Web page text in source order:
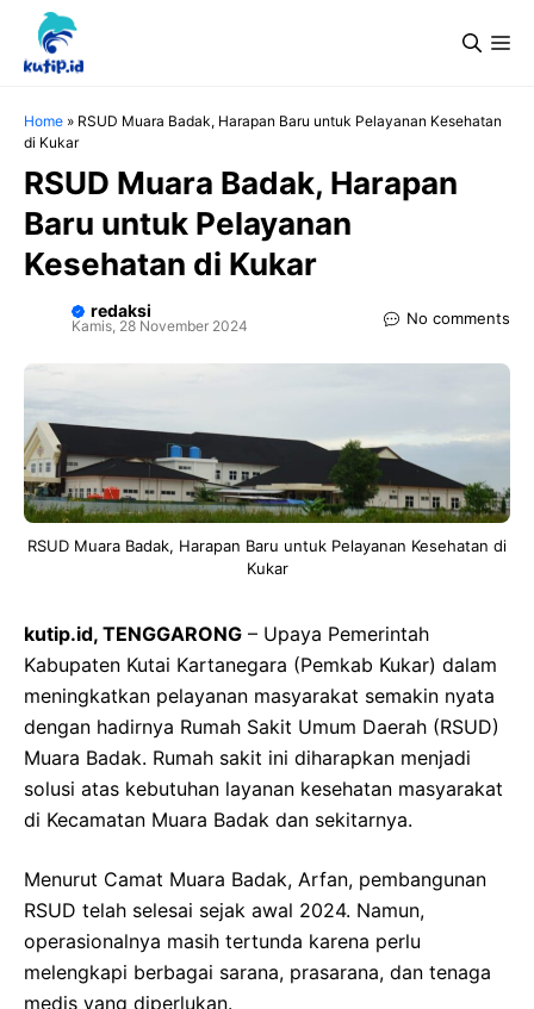
Langsung
Home » RSUD Muara Badak, Harapan Baru untuk Pelayanan Kesehatan
di Kukar
RSUD Muara Badak, Harapan
Baru untuk Pelayanan
Kesehatan di Kukar
redaksi
Kamis, 28 November 2024 No comments
RSUD Muara Badak, Harapan Baru untuk Pelayanan Kesehatan di
Kukar
kutip.id, TENGGARONG – Upaya Pemerintah
Kabupaten Kutai Kartanegara (Pemkab Kukar) dalam
meningkatkan pelayanan masyarakat semakin nyata
dengan hadirnya Rumah Sakit Umum Daerah (RSUD)
Muara Badak. Rumah sakit ini diharapkan menjadi
solusi atas kebutuhan layanan kesehatan masyarakat
di Kecamatan Muara Badak dan sekitarnya.
Menurut Camat Muara Badak, Arfan, pembangunan
RSUD telah selesai sejak awal 2024. Namun,
operasionalnya masih tertunda karena perlu
melengkapi berbagai sarana, prasarana, dan tenaga
medis yang diperlukan.